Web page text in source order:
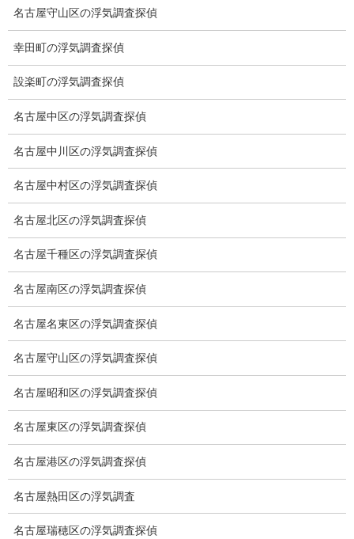
当社のこだわり
契約後の安心と信頼
顧問弁護士のご案内
委任契約
低料金の理由
探偵
探偵を本業
調査機器
探偵の資格
弁護士紹介
浮気調査
浮気調査プランのご案内
浮気調査の相場
名古屋守山区の浮気調査探偵
幸田町の浮気調査探偵
設楽町の浮気調査探偵
名古屋中区の浮気調査探偵
名古屋中川区の浮気調査探偵
名古屋中村区の浮気調査探偵
名古屋北区の浮気調査探偵
名古屋千種区の浮気調査探偵
名古屋南区の浮気調査探偵
名古屋名東区の浮気調査探偵
名古屋守山区の浮気調査探偵
名古屋昭和区の浮気調査探偵
名古屋東区の浮気調査探偵
名古屋港区の浮気調査探偵
名古屋熱田区の浮気調査
名古屋瑞穂区の浮気調査探偵